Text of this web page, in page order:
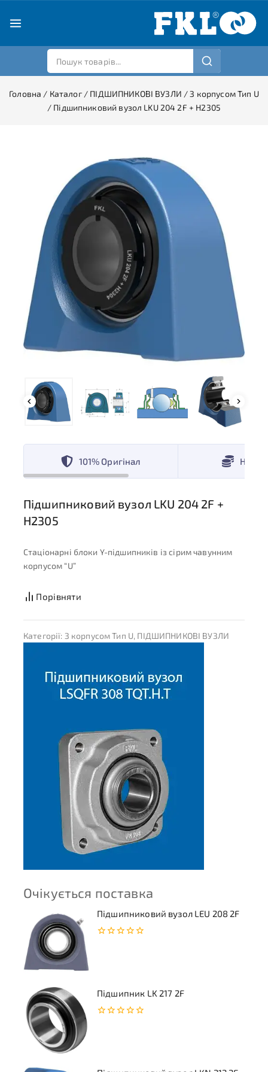
Головна / Каталог / ПІДШИПНИКОВІ ВУЗЛИ / З корпусом Тип U
/ Підшипниковий вузол LKU 204 2F + H2305
Очікується поставка
Підшипниковий вузол LEU 208 2F
Підшипник LK 217 2F
101% Оригінал
Підшипниковий вузол LKU 204 2F +
H2305
Стаціонарні блоки Y-підшипників із сірим чавунним
корпусом “U”
Порівняти
Категорії: З корпусом Тип U, ПІДШИПНИКОВІ ВУЗЛИ